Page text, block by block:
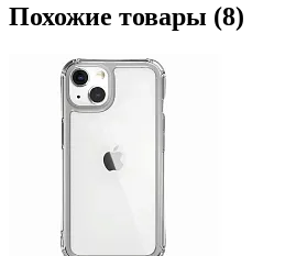
Похожие товары (8)